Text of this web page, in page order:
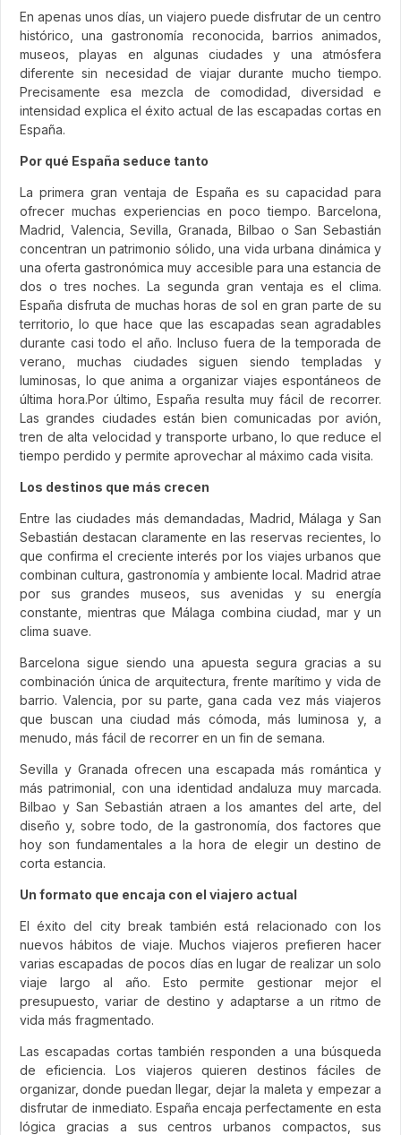
En apenas unos días, un viajero puede disfrutar de un centro
histórico, una gastronomía reconocida, barrios animados,
museos, playas en algunas ciudades y una atmósfera
diferente sin necesidad de viajar durante mucho tiempo.
Precisamente esa mezcla de comodidad, diversidad e
intensidad explica el éxito actual de las escapadas cortas en
España.
Por qué España seduce tanto
La primera gran ventaja de España es su capacidad para
ofrecer muchas experiencias en poco tiempo. Barcelona,
Madrid, Valencia, Sevilla, Granada, Bilbao o San Sebastián
concentran un patrimonio sólido, una vida urbana dinámica y
una oferta gastronómica muy accesible para una estancia de
dos o tres noches. La segunda gran ventaja es el clima.
España disfruta de muchas horas de sol en gran parte de su
territorio, lo que hace que las escapadas sean agradables
durante casi todo el año. Incluso fuera de la temporada de
verano, muchas ciudades siguen siendo templadas y
luminosas, lo que anima a organizar viajes espontáneos de
última hora.Por último, España resulta muy fácil de recorrer.
Las grandes ciudades están bien comunicadas por avión,
tren de alta velocidad y transporte urbano, lo que reduce el
tiempo perdido y permite aprovechar al máximo cada visita.
Los destinos que más crecen
Entre las ciudades más demandadas, Madrid, Málaga y San
Sebastián destacan claramente en las reservas recientes, lo
que confirma el creciente interés por los viajes urbanos que
combinan cultura, gastronomía y ambiente local. Madrid atrae
por sus grandes museos, sus avenidas y su energía
constante, mientras que Málaga combina ciudad, mar y un
clima suave.
Barcelona sigue siendo una apuesta segura gracias a su
combinación única de arquitectura, frente marítimo y vida de
barrio. Valencia, por su parte, gana cada vez más viajeros
que buscan una ciudad más cómoda, más luminosa y, a
menudo, más fácil de recorrer en un fin de semana.
Sevilla y Granada ofrecen una escapada más romántica y
más patrimonial, con una identidad andaluza muy marcada.
Bilbao y San Sebastián atraen a los amantes del arte, del
diseño y, sobre todo, de la gastronomía, dos factores que
hoy son fundamentales a la hora de elegir un destino de
corta estancia.
Un formato que encaja con el viajero actual
El éxito del city break también está relacionado con los
nuevos hábitos de viaje. Muchos viajeros prefieren hacer
varias escapadas de pocos días en lugar de realizar un solo
viaje largo al año. Esto permite gestionar mejor el
presupuesto, variar de destino y adaptarse a un ritmo de
vida más fragmentado.
Las escapadas cortas también responden a una búsqueda
de eficiencia. Los viajeros quieren destinos fáciles de
organizar, donde puedan llegar, dejar la maleta y empezar a
disfrutar de inmediato. España encaja perfectamente en esta
lógica gracias a sus centros urbanos compactos, sus